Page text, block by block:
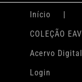
Início
COLEÇÃO EAV
Acervo Digital
Login